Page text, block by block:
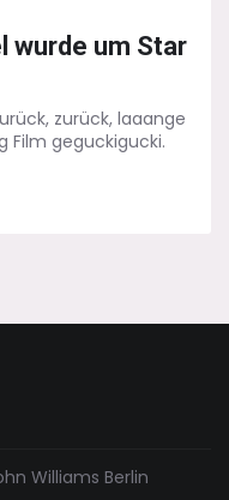
wurde um Star
zurück, laaange
Film geguckigucki.
Williams Berlin